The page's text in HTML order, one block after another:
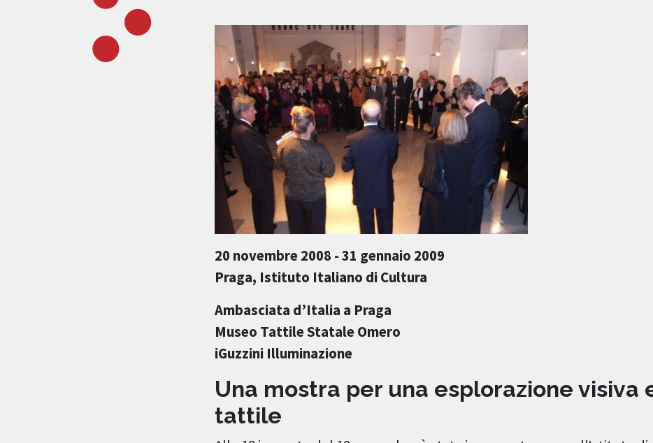
20 novembre 2008 - 31 gennaio 2009
Praga, Istituto Italiano di Cultura
Ambasciata d’Italia a Praga
Museo Tattile Statale Omero
iGuzzini Illuminazione
Una mostra per una esplorazione visiva
tattile